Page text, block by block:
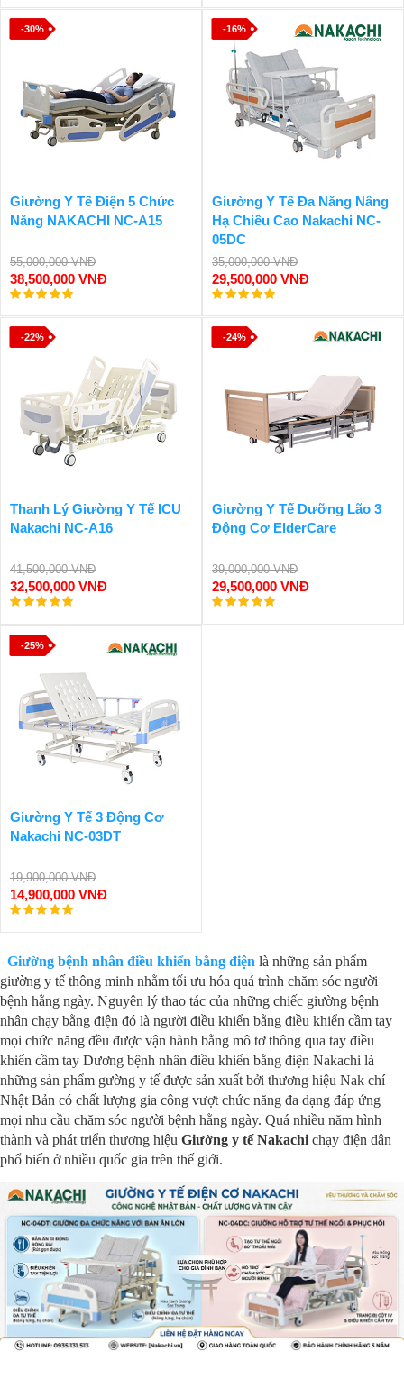
-30%
Giường Y Tế Điện 5 Chức
Năng NAKACHI NC-A15
55,000,000 VNĐ
38,500,000 VNĐ
-16%
Giường Y Tế Đa Năng Nâng
Hạ Chiều Cao Nakachi NC-
05DC
35,000,000 VNĐ
29,500,000 VNĐ
-22%
Thanh Lý Giường Y Tế ICU
Nakachi NC-A16
41,500,000 VNĐ
32,500,000 VNĐ
-24%
Giường Y Tế Dưỡng Lão 3
Động Cơ ElderCare
39,000,000 VNĐ
29,500,000 VNĐ
-25%
Giường Y Tế 3 Động Cơ
Nakachi NC-03DT
19,900,000 VNĐ
14,900,000 VNĐ
Giường bệnh nhân điều khiển bằng điện là những sản phẩm
giường y tế thông minh nhằm tối ưu hóa quá trình chăm sóc người
bệnh hằng ngày. Nguyên lý thao tác của những chiếc giường bệnh
nhân chạy bằng điện đó là người điều khiển bằng điều khiển cầm tay
mọi chức năng đều được vận hành bằng mô tơ thông qua tay điều
khiển cầm tay Dương bệnh nhân điều khiển bằng điện Nakachi là
những sản phẩm gường y tế được sản xuất bởi thương hiệu Nak chí
Nhật Bản có chất lượng gia công vượt chức năng đa dạng đáp ứng
mọi nhu cầu chăm sóc người bệnh hằng ngày. Quá nhiều năm hình
thành và phát triển thương hiệu Giường y tế Nakachi chạy điện dân
phổ biến ở nhiều quốc gia trên thế giới.